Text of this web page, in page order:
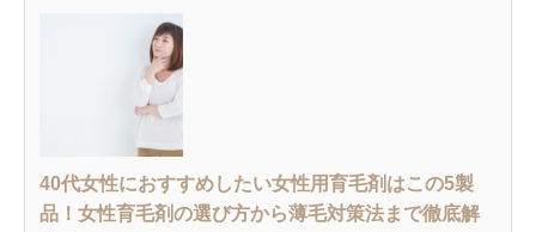
40代女性におすすめしたい女性用育毛剤はこの5製
品！女性育毛剤の選び方から薄毛対策法まで徹底解